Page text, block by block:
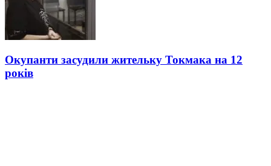
Окупанти засудили жительку Токмака на 12
років